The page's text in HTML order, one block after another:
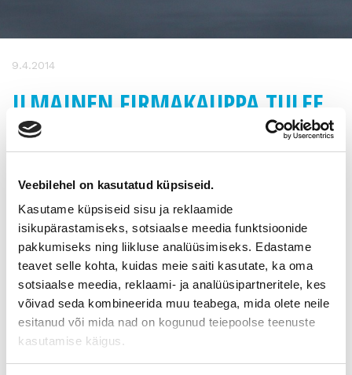
Veebilehel on kasutatud küpsiseid.
Kasutame küpsiseid sisu ja reklaamide
isikupärastamiseks, sotsiaalse meedia funktsioonide
pakkumiseks ning liikluse analüüsimiseks. Edastame
teavet selle kohta, kuidas meie saiti kasutate, ka oma
sotsiaalse meedia, reklaami- ja analüüsipartneritele, kes
võivad seda kombineerida muu teabega, mida olete neile
esitanud või mida nad on kogunud teiepoolse teenuste
kasutamise käigus.
9.4.2014
ILMAINEN FIRMAKAUPPA TULEE
AVUKSI PIENIMPIEN YRITYSTEN
OMISTAJANVAIHDOKSIIN
Uusi, ilmainen nettipalveluwww.firmakauppa.fi
ovensa kaikille myytäville mikroyrityksille ja niiden
jatkamisesta kiinnostuneille. Kauppapaikalla saavat ilmoitella
myyntiaikeistaan ja ostohaluistaan kaikki alle 100 000 euron
kauppoihin tähtäävät myyjät ja ostajat
itsepalveluperiaatteella.
Enää suuret ja pienet yritykset eivät ole sekaisin
työpaikkailmoitusten kanssa, vaan pienille yrityksille on nyt
reilusti oma ja sopiva kauppapaikka. Parturi-kampaamon
jäljessä ei kaupitella konepajaa tai telakkaa saatikka